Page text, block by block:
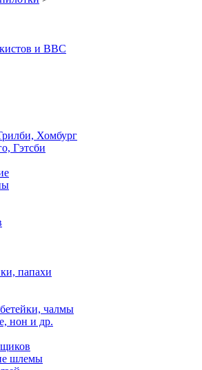
и ВВС
Хомбург
Гэтсби
папахи
чалмы
нон и др.
шлемы